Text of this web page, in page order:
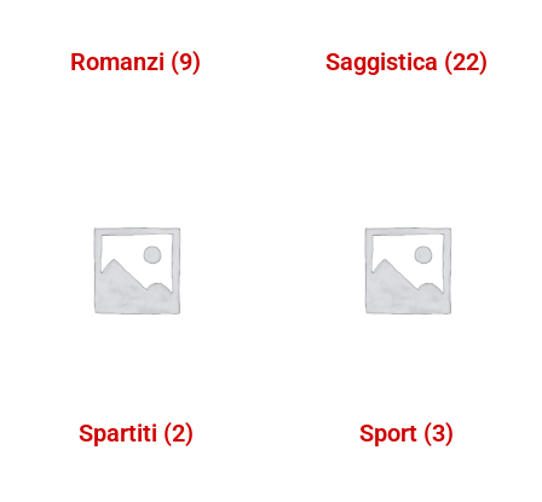
Romanzi (9) Saggistica (22)
Spartiti (2) Sport (3)